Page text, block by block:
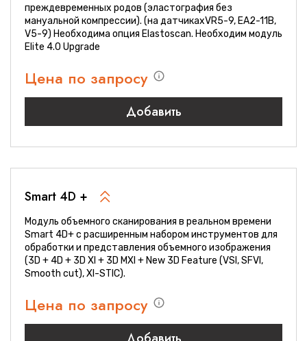
преждевременных родов (эластография без
мануальной компрессии). (на датчикахVR5-9, EA2-11B,
V5-9) Необходима опция Elastoscan. Необходим модуль
Elite 4.0 Upgrade
Цена по запросу
Добавить
Smart 4D +
Модуль объемного сканирования в реальном времени
Smart 4D+ с расширенным набором инструментов для
обработки и представления объемного изображения
(3D + 4D + 3D XI + 3D MXI + New 3D Feature (VSI, SFVI,
Smooth cut), XI-STIC).
Цена по запросу